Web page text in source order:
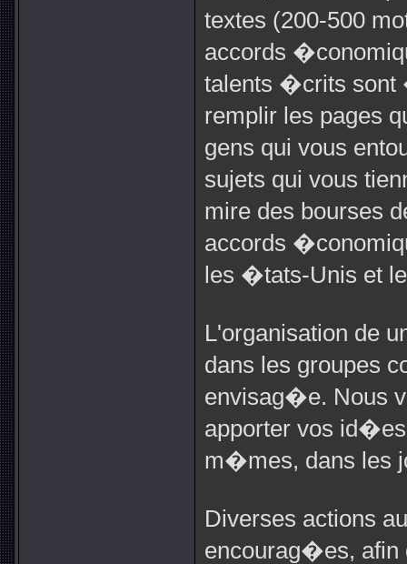
textes (200-500
accords
talents �crits sont
remplir les pages
gens qui vous
sujets qui vous
mire des bourses
accords
les �tats-Unis et
L'organisation de
dans les groupes
envisag�e. Nous
apporter vos
m�mes, dans les
Diverses actions
encourag�es, afin